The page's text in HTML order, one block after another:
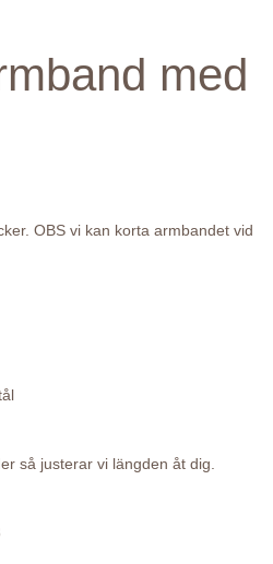
med
OBS vi kan korta armbandet vid
så justerar vi längden åt dig.